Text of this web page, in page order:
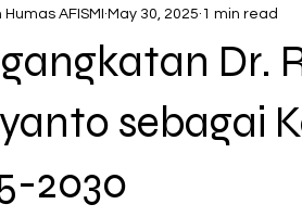
Dr.
sebagai
2030
Humas AFISMI May 30, 2025 1 min read